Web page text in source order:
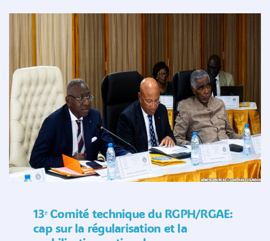
13ᵉ Comité technique du RGPH/RGAE:
cap sur la régularisation et la